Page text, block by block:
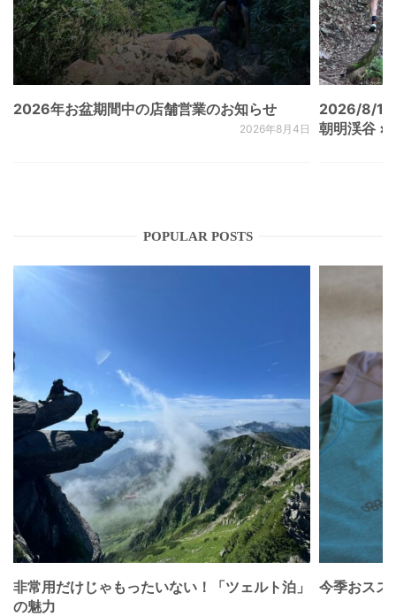
2026年お盆期間中の店舗営業のお知らせ
2026年8月4日
2026/8/
朝明渓谷 ×
POPULAR POSTS
非常用だけじゃもったいない！「ツェルト泊」
の魅力
今季おスス